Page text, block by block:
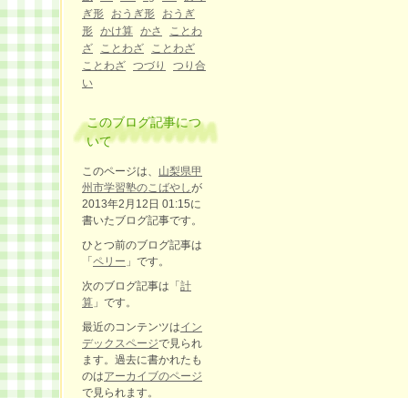
ぎ形
おうぎ形
おうぎ
形 かけ算 かさ
ことわ
ざ
ことわざ
ことわざ
ことわざ つづり
つり合
い
このブログ記事につ
いて
このページは、 山梨県甲
州市学習塾のこばやしが
2013年2月12日 01:15に
書いたブログ記事です。
ひとつ前のブログ記事は
「 ペリー 」です。
次のブログ記事は「 計
算 」です。
最近のコンテンツはイン
デックスページで見られ
ます。過去に書かれたも
のはアーカイブのページ
で見られます。